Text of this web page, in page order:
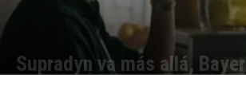
Supradyn va más allá, Bayer